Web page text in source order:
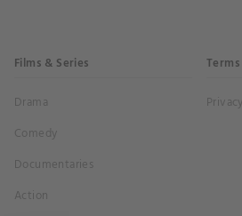
Films & Series
Drama
Comedy
Documentaries
Action